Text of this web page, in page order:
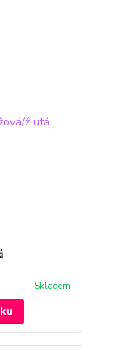
Skladem